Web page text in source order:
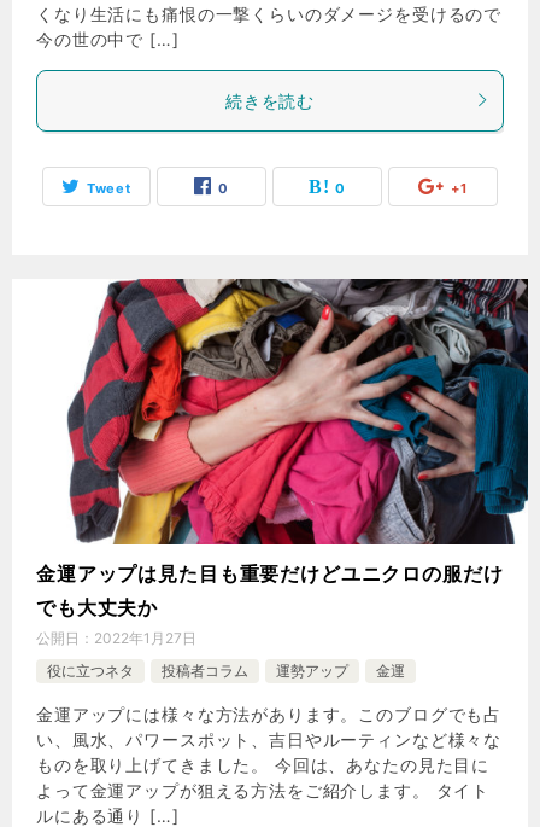
くなり生活にも痛恨の一撃くらいのダメージを受けるので
今の世の中で […]
続きを読む
Tweet 0 0 +1
金運アップは見た目も重要だけどユニクロの服だけ
でも大丈夫か
公開日： 2022年1月27日
役に立つネタ
投稿者コラム 運勢アップ 金運
金運アップには様々な方法があります。このブログでも占
い、風水、パワースポット、吉日やルーティンなど様々な
ものを取り上げてきました。 今回は、あなたの見た目に
よって金運アップが狙える方法をご紹介します。 タイト
ルにある通り […]